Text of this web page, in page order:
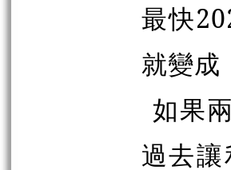
最快
就變成
如果
過去